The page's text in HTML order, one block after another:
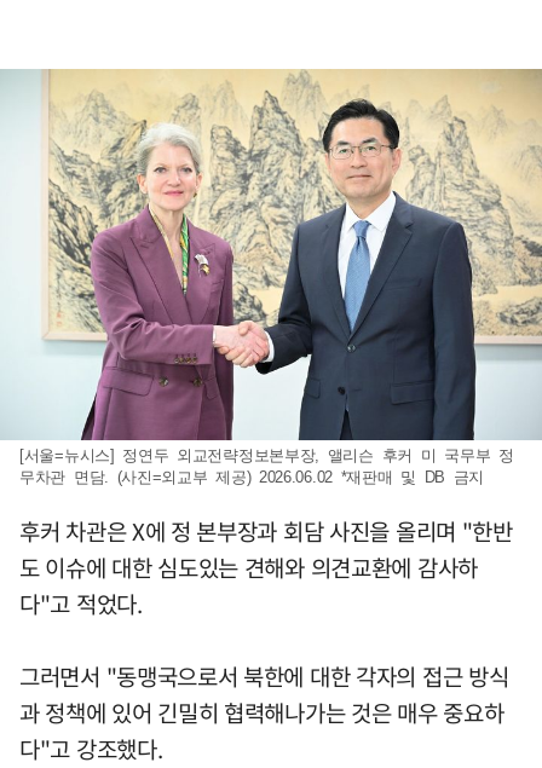
[서울=뉴시스] 정연두 외교전략정보본부장, 앨리슨 후커 미 국무부 정
무차관 면담. (사진=외교부 제공) 2026.06.02 *재판매 및 DB 금지
후커 차관은 X에 정 본부장과 회담 사진을 올리며 "한반
도 이슈에 대한 심도있는 견해와 의견교환에 감사하
다"고 적었다.
그러면서 "동맹국으로서 북한에 대한 각자의 접근 방식
과 정책에 있어 긴밀히 협력해나가는 것은 매우 중요하
다"고 강조했다.